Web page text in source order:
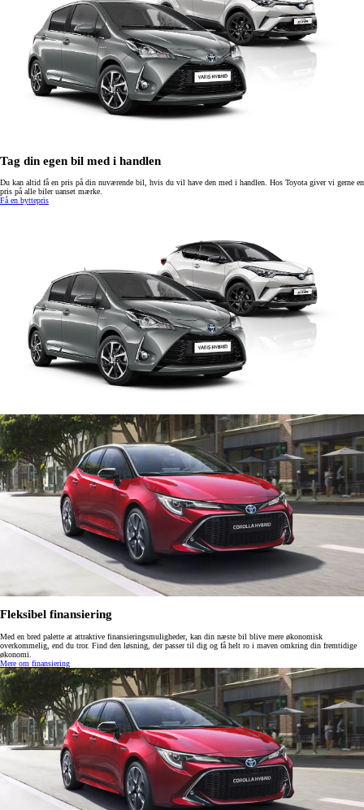
Tag din egen bil med i handlen
Du kan altid få en pris på din nuværende bil, hvis du vil have den med i handlen. Hos Toyota giver vi gerne en
pris på alle biler uanset mærke.
Få en byttepris
Fleksibel finansiering
Med en bred palette at attraktive finansieringsmuligheder, kan din næste bil blive mere økonomisk
overkommelig, end du tror. Find den løsning, der passer til dig og få helt ro i maven omkring din fremtidige
økonomi.
Mere om finansiering